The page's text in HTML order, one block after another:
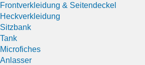
Frontverkleidung & Seitendeckel
Heckverkleidung
Sitzbank
Tank
Microfiches
Anlasser